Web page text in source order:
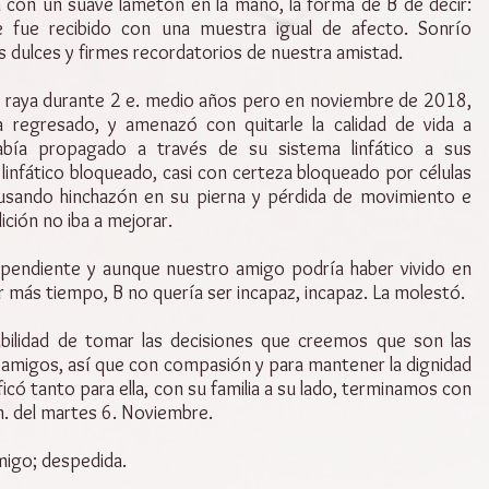
fue recibido con una muestra igual de afecto. Sonrío
dulces y firmes recordatorios de nuestra amistad.
raya durante 2 e. medio años pero en noviembre de 2018,
y amenazó con quitarle la calidad de vida a
propagado a través de su sistema linfático a sus
bloqueado, casi con certeza bloqueado por células
hinchazón en su pierna y pérdida de movimiento e
no iba a mejorar.
y aunque nuestro amigo podría haber vivido en
tiempo, B no quería ser incapaz, incapaz. La molestó.
de tomar las decisiones que creemos que son las
así que con compasión y para mantener la dignidad
tanto para ella, con su familia a su lado, terminamos con
del martes 6. Noviembre.
despedida.